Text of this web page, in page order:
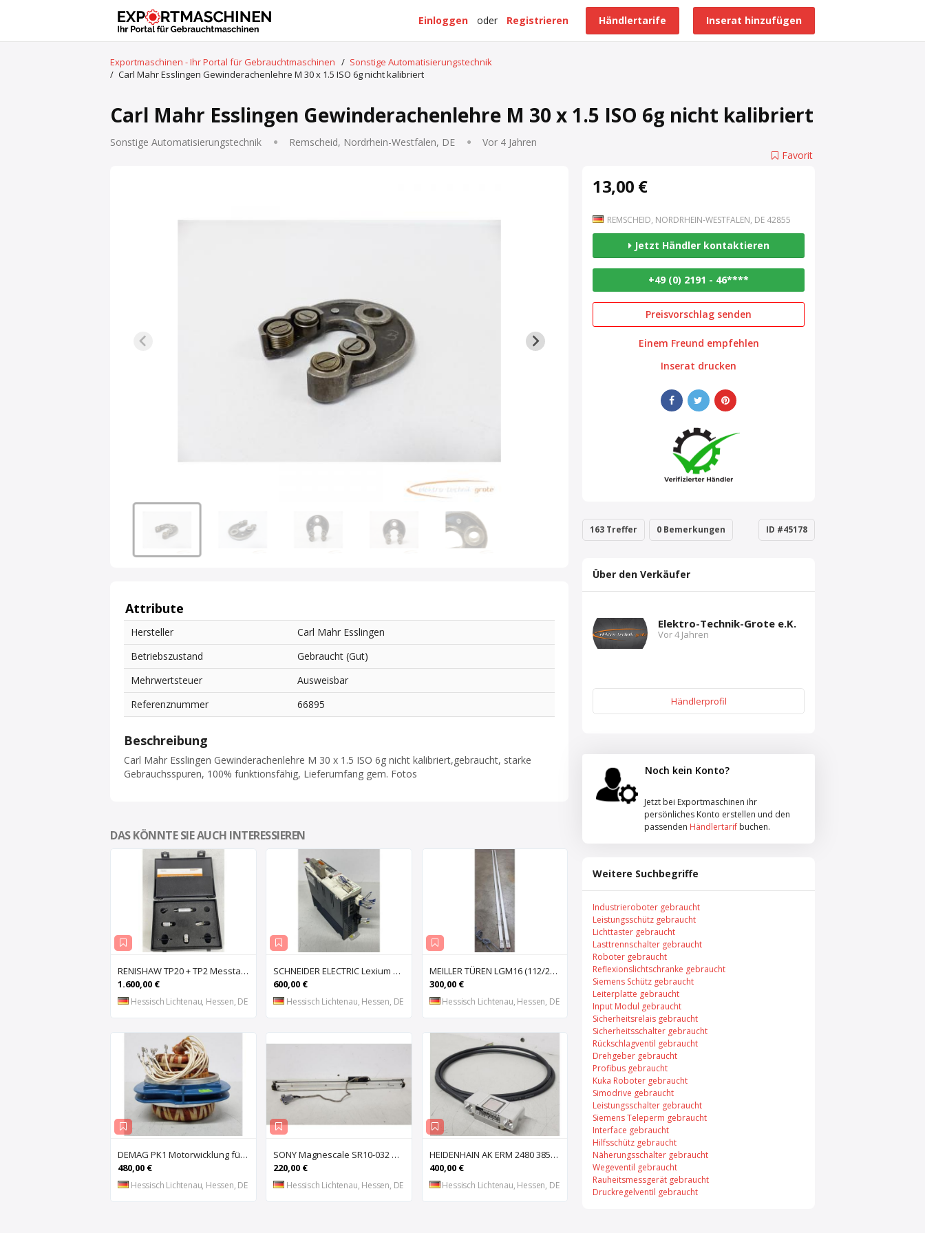
Inserat hinzufügen
Händlertarife
Registrieren
oder
Einloggen
Exportmaschinen - Ihr Portal für Gebrauchtmaschinen / Sonstige Automatisierungstechnik
/ Carl Mahr Esslingen Gewinderachenlehre M 30 x 1.5 ISO 6g nicht kalibriert
Carl Mahr Esslingen Gewinderachenlehre M 30 x 1.5 ISO 6g nicht kalibriert
Sonstige Automatisierungstechnik Remscheid, Nordrhein-Westfalen, DE Vor 4 Jahren
Attribute
Hersteller
Carl Mahr Esslingen
Betriebszustand
Gebraucht (Gut)
Mehrwertsteuer
Ausweisbar
Referenznummer
66895
Beschreibung
Carl Mahr Esslingen Gewinderachenlehre M 30 x 1.5 ISO 6g nicht kalibriert,gebraucht, starke
Gebrauchsspuren, 100% funktionsfähig, Lieferumfang gem. Fotos
DAS KÖNNTE SIE AUCH INTERESSIEREN
RENISHAW TP20 + TP2 Messtaster für Messmaschine, Messkopf, Probe Kit,
1.600,00 €
Hessisch Lichtenau, Hessen, DE
SCHNEIDER ELECTRIC Lexium 32 LXM32MU90M2 AC-Servoantrieb, Servoregler, Antriebsregler, Serv
600,00 €
Hessisch Lichtenau, Hessen, DE
MEILLER TÜREN LGM16 (112/2000 S) (112/2000 E) Lichtgitter, Sicherheits-Lichtvorhang, Lichtschran
300,00 €
Hessisch Lichtenau, Hessen, DE
DEMAG PK1 Motorwicklung für Kettenzug DEMAG PK1, Spule, Moto
480,00 €
Hessisch Lichtenau, Hessen, DE
SONY Magnescale SR10-032 Magnetisches Längenmesssystem, Maßstab, Längenmess
220,00 €
Hessisch Lichtenau, Hessen, DE
HEIDENHAIN AK ERM 2480 3850 01 -03 R Abtastkopf für inkrementales Einbau-Messgerät mit
400,00 €
Hessisch Lichtenau, Hessen, DE
Favorit
13,00 €
REMSCHEID, NORDRHEIN-WESTFALEN, DE 42855
Jetzt Händler kontaktieren
+49 (0) 2191 - 46****
Preisvorschlag senden
Einem Freund empfehlen
Inserat drucken
163 Treffer 0 Bemerkungen ID #45178
Über den Verkäufer
Elektro-Technik-Grote e.K.
Vor 4 Jahren
Händlerprofil
Noch kein Konto?
Jetzt bei Exportmaschinen ihr
persönliches Konto erstellen und den
passenden Händlertarif buchen.
Weitere Suchbegriffe
Industrieroboter gebraucht
Leistungsschütz gebraucht
Lichttaster gebraucht
Lasttrennschalter gebraucht
Roboter gebraucht
Reflexionslichtschranke gebraucht
Siemens Schütz gebraucht
Leiterplatte gebraucht
Input Modul gebraucht
Sicherheitsrelais gebraucht
Sicherheitsschalter gebraucht
Rückschlagventil gebraucht
Drehgeber gebraucht
Profibus gebraucht
Kuka Roboter gebraucht
Simodrive gebraucht
Leistungsschalter gebraucht
Siemens Teleperm gebraucht
Interface gebraucht
Hilfsschütz gebraucht
Näherungsschalter gebraucht
Wegeventil gebraucht
Rauheitsmessgerät gebraucht
Druckregelventil gebraucht